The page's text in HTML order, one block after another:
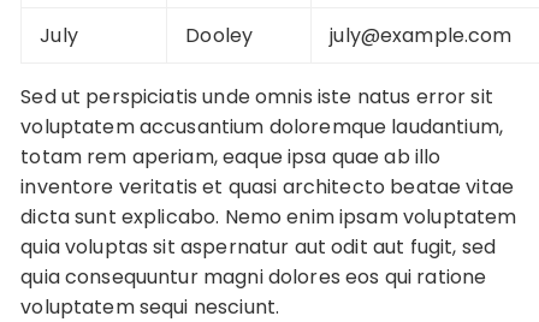
July
Dooley july@example.com
Sed ut perspiciatis unde omnis iste natus error sit
voluptatem accusantium doloremque laudantium,
totam rem aperiam, eaque ipsa quae ab illo
inventore veritatis et quasi architecto beatae vitae
dicta sunt explicabo. Nemo enim ipsam voluptatem
quia voluptas sit aspernatur aut odit aut fugit, sed
quia consequuntur magni dolores eos qui ratione
voluptatem sequi nesciunt.